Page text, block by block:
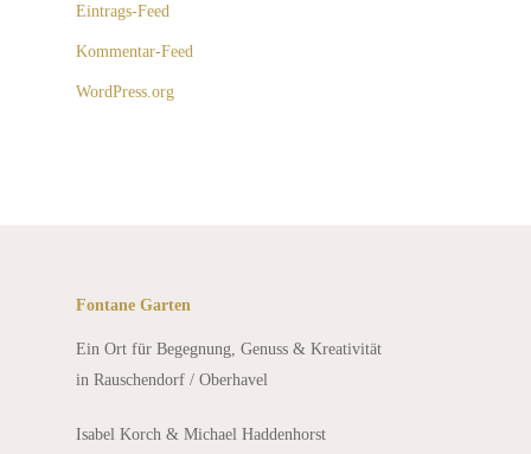
Eintrags-Feed
Kommentar-Feed
WordPress.org
Fontane Garten
Ein Ort für Begegnung, Genuss & Kreativität
in Rauschendorf / Oberhavel
Isabel Korch & Michael Haddenhorst